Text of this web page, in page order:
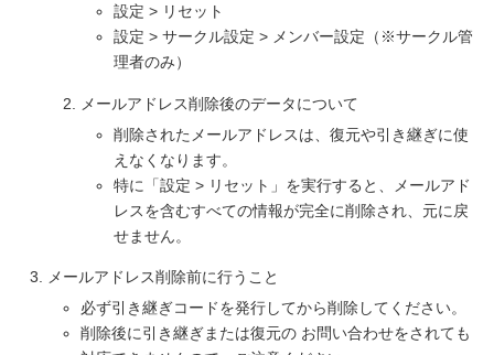
設定 > リセット
設定 > サークル設定 > メンバー設定（※サークル管
理者のみ）
メールアドレス削除後のデータについて
削除されたメールアドレスは、復元や引き継ぎに使
えなくなります。
特に「設定 > リセット」を実行すると、メールアド
レスを含むすべての情報が完全に削除され、元に戻
せません。
メールアドレス削除前に行うこと
必ず引き継ぎコードを発行してから削除してください。
削除後に引き継ぎまたは復元の お問い合わせをされても